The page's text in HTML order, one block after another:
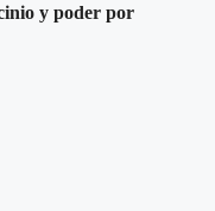
y poder por